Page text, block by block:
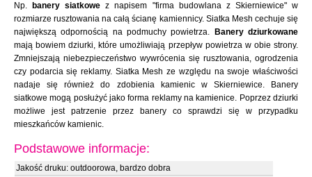
Np.
banery siatkowe z napisem "firma budowlana z Skierniewice" w
rozmiarze rusztowania na całą ścianę kamiennicy. Siatka Mesh cechuje się
największą odpornością na podmuchy powietrza.
Banery dziurkowane
mają bowiem dziurki, które umożliwiają przepływ powietrza w obie strony.
Zmniejszają niebezpieczeństwo wywrócenia się rusztowania, ogrodzenia
czy podarcia się reklamy. Siatka Mesh ze względu na swoje właściwości
nadaje się również do zdobienia kamienic w Skierniewice. Banery
siatkowe mogą posłużyć jako forma reklamy na kamienice. Poprzez dziurki
możliwe jest patrzenie przez banery co sprawdzi się w przypadku
mieszkańców kamienic.
Podstawowe informacje:
Jakość druku: outdoorowa, bardzo dobra